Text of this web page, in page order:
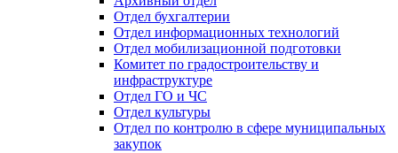
Отдел бухгалтерии
Отдел информационных технологий
Отдел мобилизационной подготовки
Комитет по градостроительству и
инфраструктуре
Отдел ГО и ЧС
Отдел культуры
Отдел по контролю в сфере муниципальных
закупок